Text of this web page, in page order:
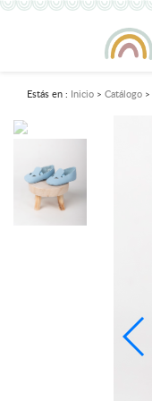
Estás en : Inicio Catálogo